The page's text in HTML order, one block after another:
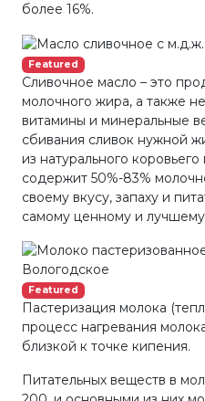
более 16%.
Featured
Сливочное масло – это
молочного жира, а также
витамины и минеральные
сбивания сливок нужной
из натурального
содержит 50%-83%
своему вкусу, запаху и
самому ценному и
Featured
Пастеризация молока
процесс нагревания
близкой к точке кипения.
Питательных веществ в